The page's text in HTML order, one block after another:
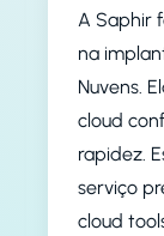
A Saphir
na
Nuvens.
cloud
rapidez.
serviço
cloud